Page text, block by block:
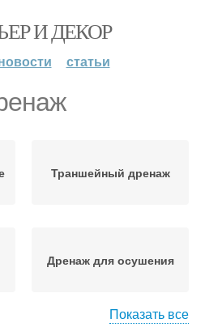
И ДЕКОР
статьи
Траншейный дренаж
Дренаж для осушения
Показать все